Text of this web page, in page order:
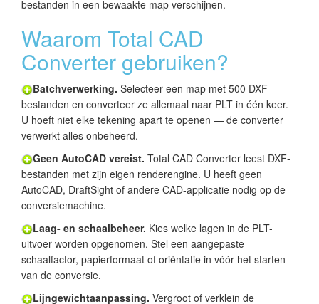
bestanden in een bewaakte map verschijnen.
Waarom Total CAD
Converter gebruiken?
Batchverwerking. Selecteer een map met 500 DXF-
bestanden en converteer ze allemaal naar PLT in één keer.
U hoeft niet elke tekening apart te openen — de converter
verwerkt alles onbeheerd.
Geen AutoCAD vereist. Total CAD Converter leest DXF-
bestanden met zijn eigen renderengine. U heeft geen
AutoCAD, DraftSight of andere CAD-applicatie nodig op de
conversiemachine.
Laag- en schaalbeheer. Kies welke lagen in de PLT-
uitvoer worden opgenomen. Stel een aangepaste
schaalfactor, papierformaat of oriëntatie in vóór het starten
van de conversie.
Lijngewichtaanpassing. Vergroot of verklein de